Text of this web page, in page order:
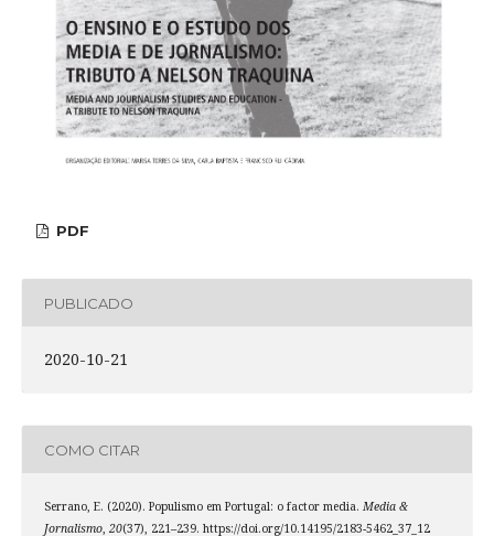
PDF
PUBLICADO
2020-10-21
COMO CITAR
Serrano, E. (2020). Populismo em Portugal: o factor media. Media &
Jornalismo, 20(37), 221–239. https://doi.org/10.14195/2183-5462_37_12